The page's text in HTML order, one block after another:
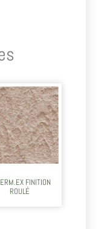
FINITION
ROULÉ